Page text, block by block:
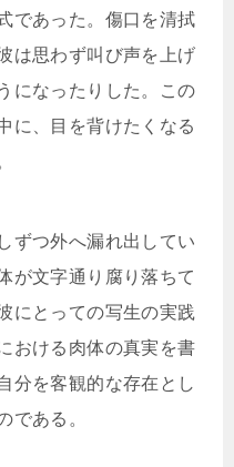
であった。傷口を清拭
は思わず叫び声を上げ
になったりした。この
に、目を背けたくなる
ずつ外へ漏れ出してい
が文字通り腐り落ちて
にとっての写生の実践
おける肉体の真実を書
分を客観的な存在とし
である。